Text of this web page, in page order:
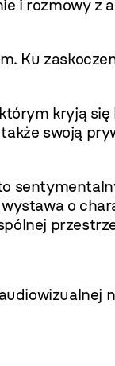
i rozmowy z
Ku
kryją
swoją
o